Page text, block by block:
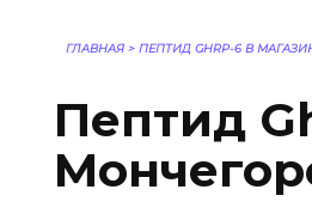
ГЛАВНАЯ > ПЕПТИД GHRP-6 В
Пептид